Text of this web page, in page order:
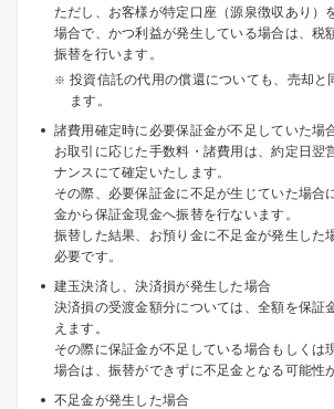
ただし、お客様が特定口座（源泉徴収あり）
場合で、かつ利益が発生している場合は、税
振替を行います。
投資信託の代用の償還についても、売却と
ます。
諸費用確定時に必要保証金が不足していた場
お取引に応じた手数料・諸費用は、約定日翌
ナンスにて確定いたします。
その際、必要保証金に不足が生じていた場合
金から保証金現金へ振替を行ないます。
振替した結果、お預り金に不足金が発生した
必要です。
建玉決済し、決済損が発生した場合
決済損の受渡金額分については、全額を保証
えます。
その際に保証金が不足している場合もしくは
場合は、振替ができずに不足金となる可能性
不足金が発生した場合